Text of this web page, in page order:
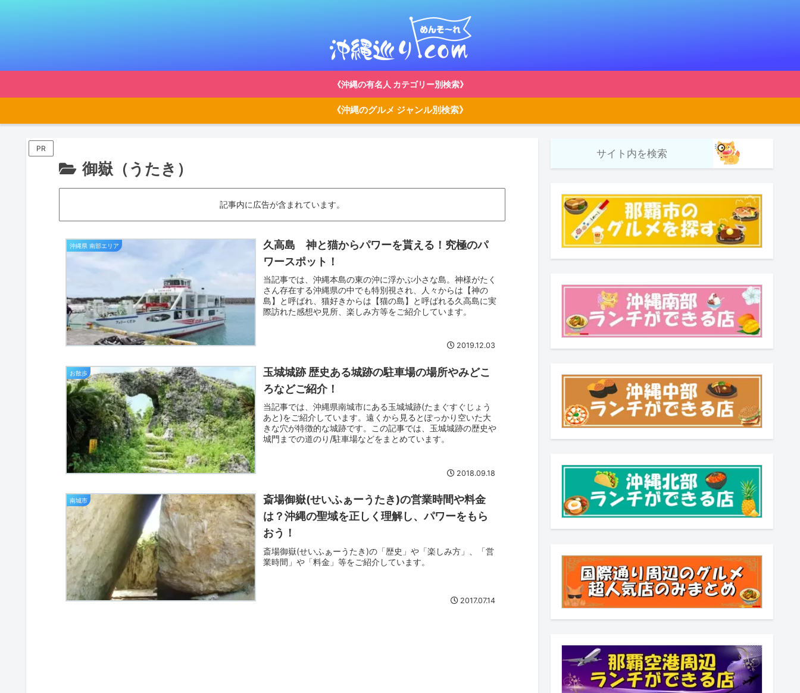
《沖縄の有名人 カテゴリー別検索》
《沖縄のグルメ ジャンル別検索》
PR
御嶽（うたき）
記事内に広告が含まれています。
沖縄県 南部エリア
久高島 神と猫からパワーを貰える！究極のパ
ワースポット！
当記事では、沖縄本島の東の沖に浮かぶ小さな島。神様がたく
さん存在する沖縄県の中でも特別視され、人々からは【神の
島】と呼ばれ、猫好きからは【猫の島】と呼ばれる久高島に実
際訪れた感想や見所、楽しみ方等をご紹介しています。
2019.12.03
お散歩
玉城城跡 歴史ある城跡の駐車場の場所やみどこ
ろなどご紹介！
当記事では、沖縄県南城市にある玉城城跡(たまぐすぐじょう
あと)をご紹介しています。遠くから見るとぽっかり空いた大
きな穴が特徴的な城跡です。この記事では、玉城城跡の歴史や
城門までの道のり/駐車場などをまとめています。
2018.09.18
南城市
斎場御嶽(せいふぁーうたき)の営業時間や料金
は？沖縄の聖域を正しく理解し、パワーをもら
おう！
斎場御嶽(せいふぁーうたき)の「歴史」や「楽しみ方」、「営
業時間」や「料金」等をご紹介しています。
2017.07.14